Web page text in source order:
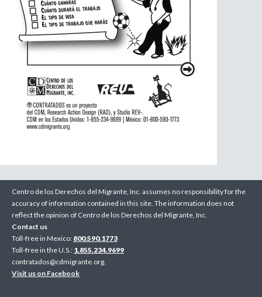
Centro de los Derechos del Migrante, Inc. assumes no responsibility for the
accuracy of information contained in this site. The information does not
reflect the opinion of Centro de los Derechos del Migrante, Inc.
Contact us
Toll-free in Mexico: 800.590.1773
Toll-free in the U.S.: 1.855.234.9699
contratados@cdmigrante.org
Visit us on Facebook